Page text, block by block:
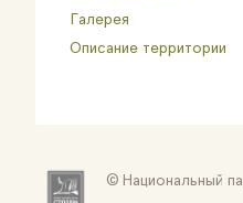
Галерея
Описание территории
Национальный